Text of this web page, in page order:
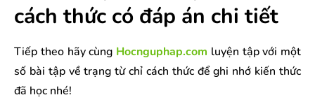
cách thức có đáp án chi tiết
Tiếp theo hãy cùng Hocnguphap.com luyện tập với một
số bài tập về trạng từ chỉ cách thức để ghi nhớ kiến thức
đã học nhé!